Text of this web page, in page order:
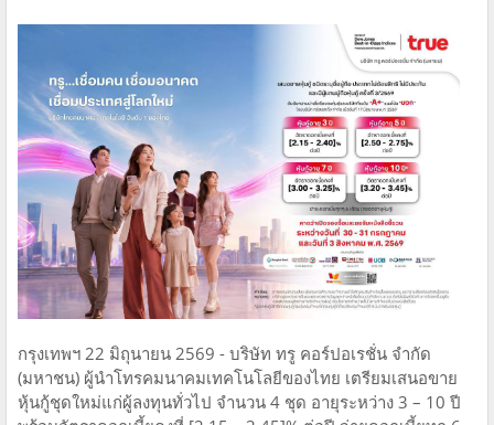
กรุงเทพฯ 22 มิถุนายน 2569 - บริษัท ทรู คอร์ปอเรชั่น จำกัด
(มหาชน) ผู้นำโทรคมนาคมเทคโนโลยีของไทย เตรียมเสนอขาย
หุ้นกู้ชุดใหม่แก่ผู้ลงทุนทั่วไป จำนวน 4 ชุด อายุระหว่าง 3 – 10 ปี